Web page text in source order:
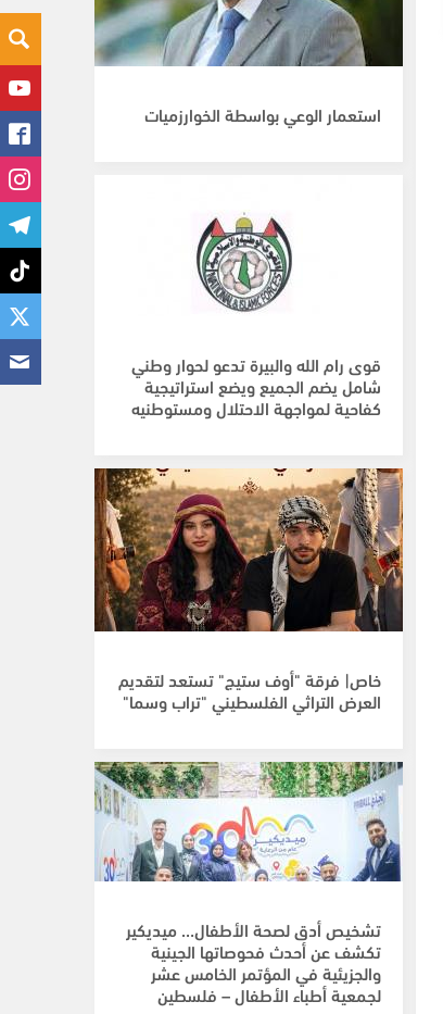
استعمار الوعي بواسطة الخوارزميات
قوى رام الله والبيرة تدعو لحوار وطني
شامل يضم الجميع ويضع استراتيجية
كفاحية لمواجهة الاحتلال ومستوطنيه
خاص| فرقة "أوف ستيج" تستعد لتقديم
العرض التراثي الفلسطيني "تراب وسما"
تشخيص أدق لصحة الأطفال… ميديكير
تكشف عن أحدث فحوصاتها الجينية
والجزيئية في المؤتمر الخامس عشر
لجمعية أطباء الأطفال – فلسطين